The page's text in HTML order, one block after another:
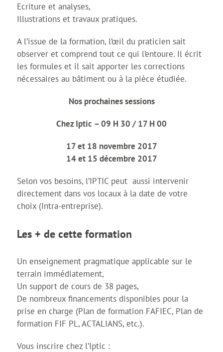
Ecriture et analyses,
Illustrations et travaux pratiques.
A l’issue de la formation, l’œil du praticien sait
observer et comprend tout ce qui l’entoure. Il écrit
les formules et il sait apporter les corrections
nécessaires au bâtiment ou à la pièce étudiée.
Nos prochaines sessions
ChezIptic –09 H 30 / 17 H 00
17 et 18 novembre 2017
14 et 15 décembre 2017
Selon vos besoins, l’IPTIC peut aussi intervenir
directement dans vos locaux à la date de votre
choix (Intra-entreprise).
Les + de cette formation
Un enseignement pragmatique applicable sur le
terrain immédiatement,
Un support de cours de 38 pages,
De nombreux financements disponibles pour la
prise en charge (Plan de formation FAFIEC, Plan de
formation FIF PL, ACTALIANS, etc.).
Vous inscrire chez l’Iptic :